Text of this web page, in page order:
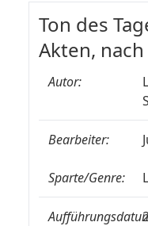
Ton des
Akten,
Autor:
Bearbeiter:
Sparte/Genre: